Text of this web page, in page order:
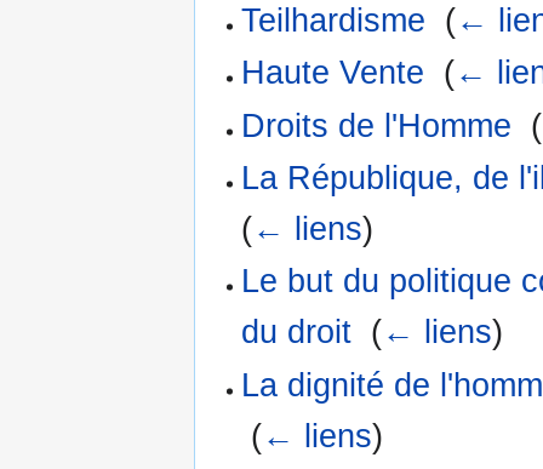
Teilhardisme (←
Haute Vente (←
Droits de l'Homme (
La République, de
(← liens)
Le but du politique
du droit (← liens)
La dignité de
(← liens)